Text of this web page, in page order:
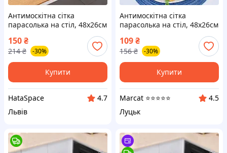
Антимоскітна сітка
парасолька на стіл, 48х26см
/ Антимоскітна парасолька-
ковпак для продуктів / Сітка
чохол на стіл
150₴
214 ₴ -30%
Купити
HataSpace
4.7
Львів
Антимоскітна сітка
парасолька на стіл, 48х26см
/ Антимоскітна парасолька-
ковпак для продуктів / Сітка
чохол на стіл
109₴
156 ₴ -30%
Купити
Marcat ⭐⭐⭐⭐⭐
4.5
Луцьк